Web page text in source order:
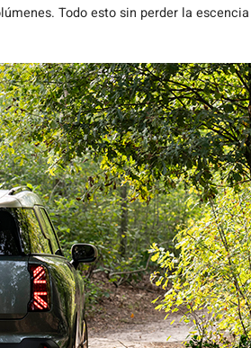
Todo esto sin perder la